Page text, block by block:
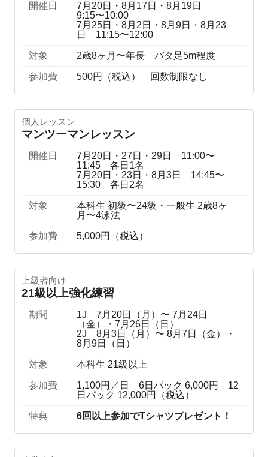
開催日
7月20日・8月17日・8月19日
9:15〜10:00
7月25日・8月2日・8月9日・8月23
日 11:15〜12:00
対象 2歳8ヶ月〜年長 バタ足5m程度
参加費 500円（税込） 回数制限なし
個人レッスン
マンツーマンレッスン
開催日
7月20日・27日・29日 11:00〜
11:45 各日1名
7月20日・23日・8月3日 14:45〜
15:30 各日2名
対象
本科生 初級〜24級・一般生 2歳8ヶ
月〜4泳法
参加費 5,000円（税込）
上級者向け
21級以上強化練習
期間
1J 7月20日（月）〜 7月24日
（金）・7月26日（日）
2J 8月3日（月）〜 8月7日（金）・
8月9日（日）
対象 本科生 21級以上
参加費
1,100円／日 6日パック 6,000円 12
日パック 12,000円（税込）
特典 6回以上参加でTシャツプレゼント！